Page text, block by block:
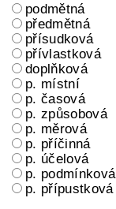
podmětná
předmětná
přísudková
přívlastková
doplňková
p. místní
p. časová
p. způsobová
p. měrová
p. příčinná
p. účelová
p. podmínková
p. přípustková